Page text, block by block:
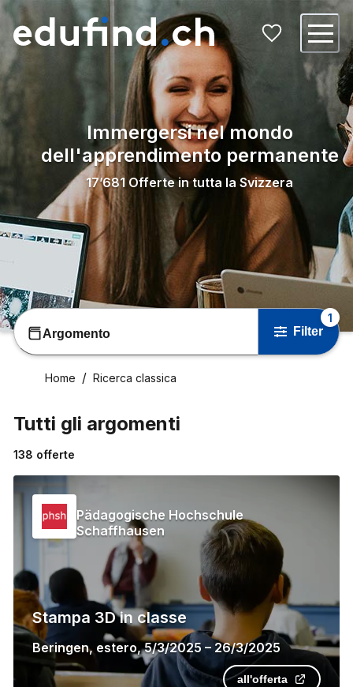
Immergersi nel mondo
dell'apprendimento permanente
17’681 Offerte in tutta la Svizzera
Argomento Filter
1
Home Ricerca classica
Tutti gli argomenti
138 offerte
Pädagogische Hochschule
Schaffhausen
Stampa 3D in classe
Beringen, estero,5/3/2025 – 26/3/2025
all'offerta